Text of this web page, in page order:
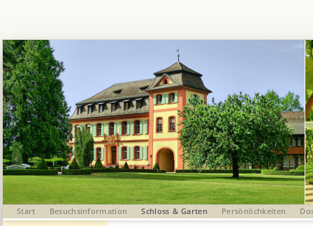
Start Besuchsinformation Schloss & Garten Persönlichkeiten